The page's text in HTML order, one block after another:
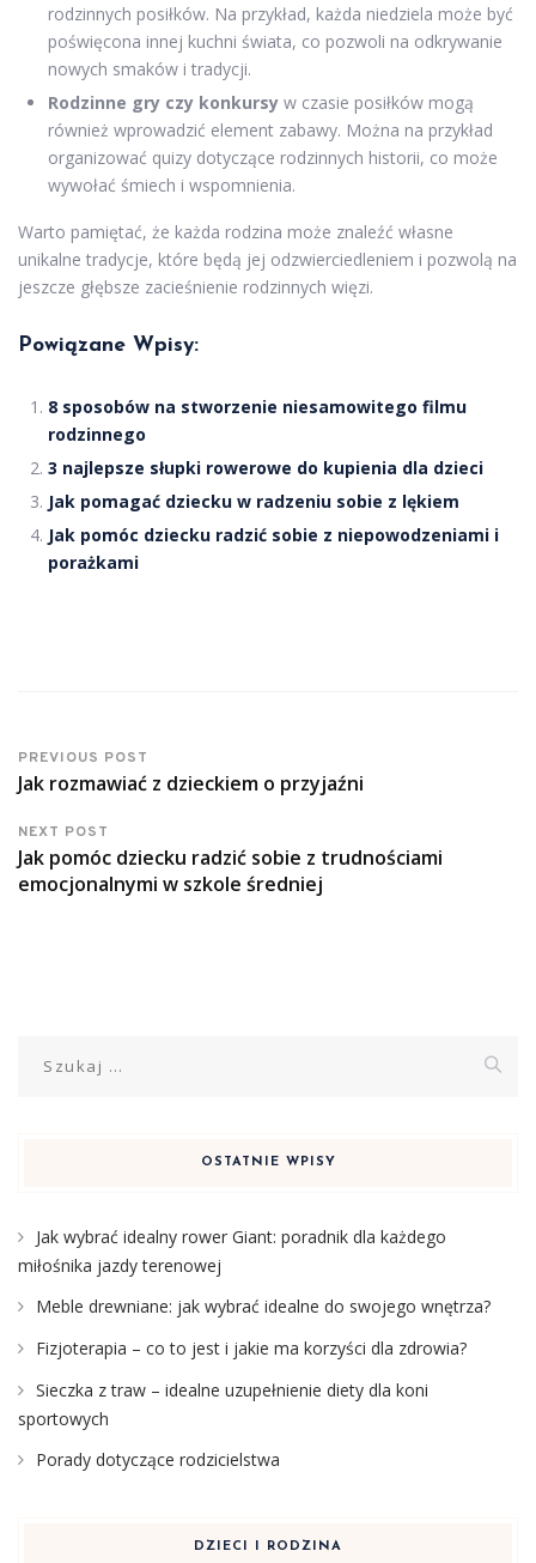
rodzinnych posiłków. Na przykład, każda niedziela może być
poświęcona innej kuchni świata, co pozwoli na odkrywanie
nowych smaków i tradycji.
Rodzinne gry czy konkursy w czasie posiłków mogą
również wprowadzić element zabawy. Można na przykład
organizować quizy dotyczące rodzinnych historii, co może
wywołać śmiech i wspomnienia.
Warto pamiętać, że każda rodzina może znaleźć własne
unikalne tradycje, które będą jej odzwierciedleniem i pozwolą na
jeszcze głębsze zacieśnienie rodzinnych więzi.
Powiązane Wpisy:
8 sposobów na stworzenie niesamowitego filmu
rodzinnego
3 najlepsze słupki rowerowe do kupienia dla dzieci
Jak pomagać dziecku w radzeniu sobie z lękiem
Jak pomóc dziecku radzić sobie z niepowodzeniami i
porażkami
PREVIOUS POST
Jak rozmawiać z dzieckiem o przyjaźni
NEXT POST
Jak pomóc dziecku radzić sobie z trudnościami
emocjonalnymi w szkole średniej
OSTATNIE WPISY
Jak wybrać idealny rower Giant: poradnik dla każdego
miłośnika jazdy terenowej
Meble drewniane: jak wybrać idealne do swojego wnętrza?
Fizjoterapia – co to jest i jakie ma korzyści dla zdrowia?
Sieczka z traw – idealne uzupełnienie diety dla koni
sportowych
Porady dotyczące rodzicielstwa
DZIECI I RODZINA